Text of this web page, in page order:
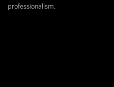
professionalism.